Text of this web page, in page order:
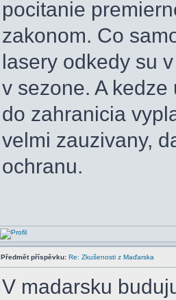
pocitanie
zakonom. Co
lasery odkedy su
v sezone. A
do zahranicia
velmi zauzivany,
ochranu.
Předmět příspěvku: Re: Zkušenosti z Maďarska
V madarsku